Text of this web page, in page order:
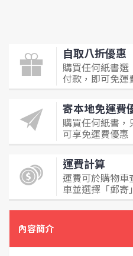
自取八折優惠
購買任何紙書選
付款，即可免運
寄本地免運費
購買任何紙書，
可享免運費優惠
運費計算
運費可於購物車
車並選擇「郵寄
內容簡介